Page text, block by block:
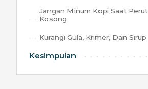
Jangan Minum Kopi Saat Perut
Kosong
Kurangi Gula, Krimer, Dan Sirup
Kesimpulan